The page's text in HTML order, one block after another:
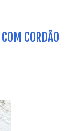
CORDÃO